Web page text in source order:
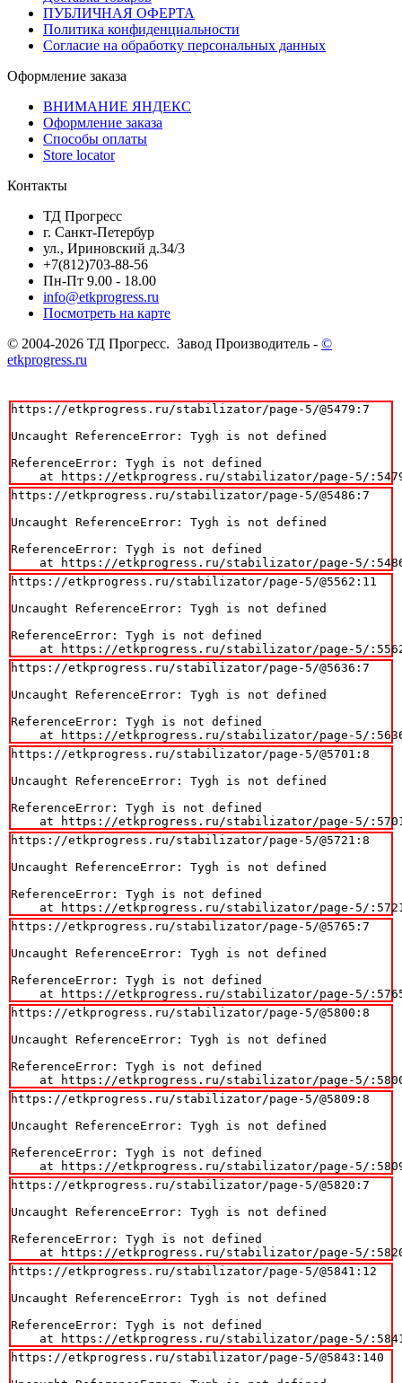
ПУБЛИЧНАЯ ОФЕРТА
Политика конфиденциальности
Согласие на обработку персональных данных
Оформление заказа
ВНИМАНИЕ ЯНДЕКС
Оформление заказа
Способы оплаты
Store locator
Контакты
ТД Прогресс
г. Санкт-Петербур
ул., Ириновский д.34/3
+7(812)703-88-56
Пн-Пт 9.00 - 18.00
info@etkprogress.ru
Посмотреть на карте
© 2004-2026 ТД Прогресс. Завод Производитель - ©
etkprogress.ru
https://etkprogress.ru/stabilizator/page-5/@5479:7
Uncaught ReferenceError: Tygh is not defined
ReferenceError: Tygh is not defined
at https://etkprogress.ru/stabilizator/page-5/
https://etkprogress.ru/stabilizator/page-5/@5486:7
Uncaught ReferenceError: Tygh is not defined
ReferenceError: Tygh is not defined
at https://etkprogress.ru/stabilizator/page-5/
https://etkprogress.ru/stabilizator/page-5/@5562:11
Uncaught ReferenceError: Tygh is not defined
ReferenceError: Tygh is not defined
at https://etkprogress.ru/stabilizator/page-5/
https://etkprogress.ru/stabilizator/page-5/@5636:7
Uncaught ReferenceError: Tygh is not defined
ReferenceError: Tygh is not defined
at https://etkprogress.ru/stabilizator/page-5/
https://etkprogress.ru/stabilizator/page-5/@5701:8
Uncaught ReferenceError: Tygh is not defined
ReferenceError: Tygh is not defined
at https://etkprogress.ru/stabilizator/page-5/
https://etkprogress.ru/stabilizator/page-5/@5721:8
Uncaught ReferenceError: Tygh is not defined
ReferenceError: Tygh is not defined
at https://etkprogress.ru/stabilizator/page-5/
https://etkprogress.ru/stabilizator/page-5/@5765:7
Uncaught ReferenceError: Tygh is not defined
ReferenceError: Tygh is not defined
at https://etkprogress.ru/stabilizator/page-5/
https://etkprogress.ru/stabilizator/page-5/@5800:8
Uncaught ReferenceError: Tygh is not defined
ReferenceError: Tygh is not defined
at https://etkprogress.ru/stabilizator/page-5/
https://etkprogress.ru/stabilizator/page-5/@5809:8
Uncaught ReferenceError: Tygh is not defined
ReferenceError: Tygh is not defined
at https://etkprogress.ru/stabilizator/page-5/
https://etkprogress.ru/stabilizator/page-5/@5820:7
Uncaught ReferenceError: Tygh is not defined
ReferenceError: Tygh is not defined
at https://etkprogress.ru/stabilizator/page-5/
https://etkprogress.ru/stabilizator/page-5/@5841:12
Uncaught ReferenceError: Tygh is not defined
ReferenceError: Tygh is not defined
at https://etkprogress.ru/stabilizator/page-5/
https://etkprogress.ru/stabilizator/page-5/@5843:140